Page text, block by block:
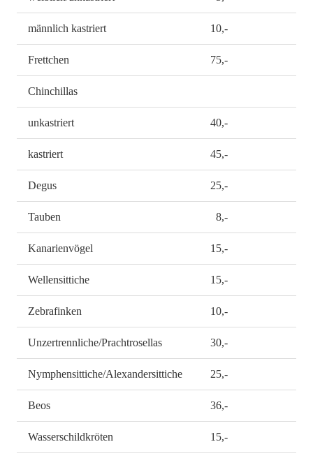
männlich kastriert 10,-
Frettchen 75,-
Chinchillas
unkastriert 40,-
kastriert 45,-
Degus 25,-
Tauben 8,-
Kanarienvögel 15,-
Wellensittiche 15,-
Zebrafinken 10,-
Unzertrennliche/Prachtrosellas 30,-
Nymphensittiche/Alexandersittiche 25,-
Beos 36,-
Wasserschildkröten 15,-